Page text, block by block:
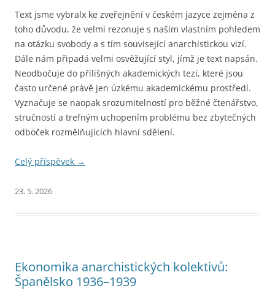
Text jsme vybralx ke zveřejnění v českém jazyce zejména z
toho důvodu, že velmi rezonuje s naším vlastním pohledem
na otázku svobody a s tím související anarchistickou vizí.
Dále nám připadá velmi osvěžující styl, jímž je text napsán.
Neodbočuje do přílišných akademických tezí, které jsou
často určené právě jen úzkému akademickému prostředí.
Vyznačuje se naopak srozumitelností pro běžné čtenářstvo,
stručností a trefným uchopením problému bez zbytečných
odboček rozmělňujících hlavní sdělení.
Celý příspěvek →
23. 5. 2026
Ekonomika anarchistických kolektivů:
Španělsko 1936–1939